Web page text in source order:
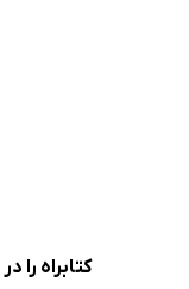
کتابراه را